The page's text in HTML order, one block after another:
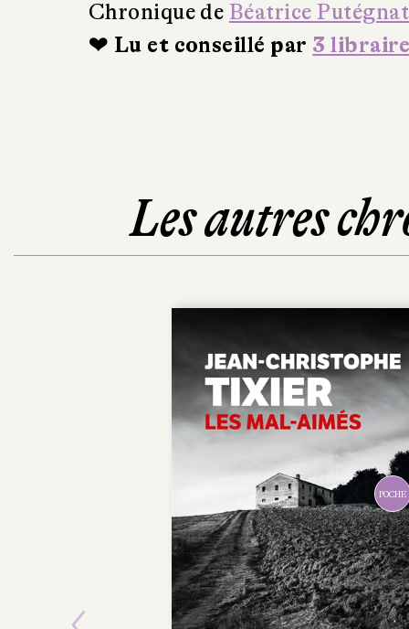
Chronique de Béatrice Putégnat
❤ Lu et conseillé par 3
Les autres
POCHE